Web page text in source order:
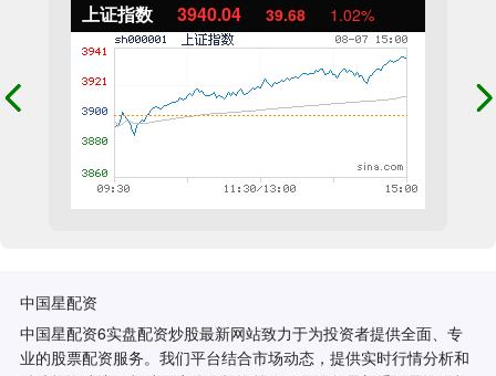
上证指数 3940.04 39.68 1.02%
中国星配资
中国星配资6实盘配资炒股最新网站致力于为投资者提供全面、专
业的股票配资服务。我们平台结合市场动态，提供实时行情分析和